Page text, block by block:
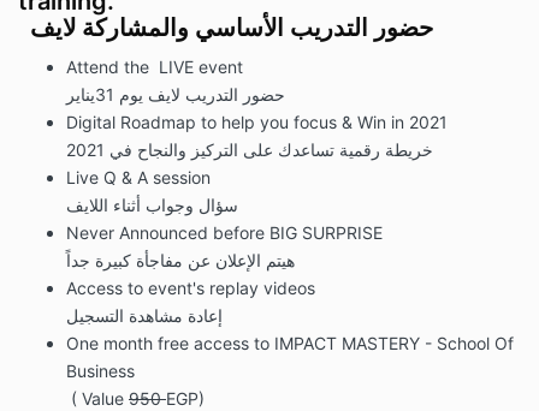
حضور التدريب الأساسي والمشاركة لايف
Attend the LIVE event
حضور التدريب لايف يوم 31يناير
Digital Roadmap to help you focus & Win in 2021
خريطة رقمية تساعدك على التركيز والنجاح في 2021
Live Q & A session
سؤال وجواب أثناء اللايف
Never Announced before BIG SURPRISE
Access to event's replay videos
One month free access to IMPACT MASTERY - School Of
Business
( Value 950EGP)